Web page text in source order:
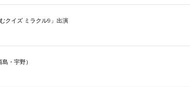
クイズ ミラクル9」出演
・宇野）